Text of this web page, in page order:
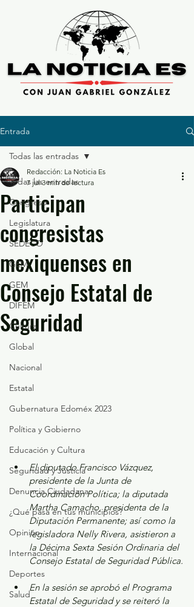
Entrada
Todas las entradas
Congreso
Legislatura
SEDECO
GEM
GEM
DIFEM
Cultura
Global
Nacional
Estatal
Gubernatura Edoméx 2023
Política y Gobierno
Educación y Cultura
Seguridad y Justicia
Denuncia Ciudadana
¿Qué pasa en tus municipios?
Opinión
Internacional
Deportes
Salud
Todas las entradas
Participan
congresistas
mexiquenses en
Consejo Estatal de
Seguridad
Redacción: La Noticia Es
7 jul 3 min de lectura
El diputado Francisco Vázquez,
presidente de la Junta de
Coordinación Política; la diputada
Martha Camacho, presidenta de la
Diputación Permanente; así como la
legisladora Nelly Rivera, asistieron a
la Décima Sexta Sesión Ordinaria del
Consejo Estatal de Seguridad Pública.
En la sesión se aprobó el Programa
Estatal de Seguridad y se reiteró la